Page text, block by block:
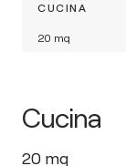
CUCINA
20 mq
Cucina
20 mq